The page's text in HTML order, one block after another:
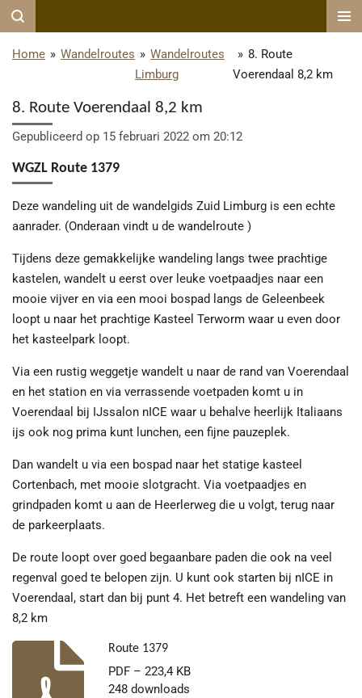
Ga
naar
hoofdinhoud
Home » Wandelroutes » Wandelroutes
Limburg
» 8. Route
Voerendaal 8,2 km
8. Route Voerendaal 8,2 km
Gepubliceerd op 15 februari 2022 om 20:12
WGZL Route 1379
Deze wandeling uit de wandelgids Zuid Limburg is een echte
aanrader. (Onderaan vindt u de wandelroute )
Tijdens deze gemakkelijke wandeling langs twee prachtige
kastelen, wandelt u eerst over leuke voetpaadjes naar een
mooie vijver en via een mooi bospad langs de Geleenbeek
loopt u naar het prachtige Kasteel Terworm waar u even door
het kasteelpark loopt.
Via een rustig weggetje wandelt u naar de rand van Voerendaal
en het station en via verrassende voetpaden komt u in
Voerendaal bij IJssalon nICE waar u behalve heerlijk Italiaans
ijs ook nog prima kunt lunchen, een fijne pauzeplek.
Dan wandelt u via een bospad naar het statige kasteel
Cortenbach, met mooie slotgracht. Via voetpaadjes en
grindpaden komt u aan de Heerlerweg die u volgt, terug naar
de parkeerplaats.
De route loopt over goed begaanbare paden die ook na veel
regenval goed te belopen zijn. U kunt ook starten bij nICE in
Voerendaal, start dan bij punt 4. Het betreft een wandeling van
8,2 km
Route 1379
PDF – 223,4 KB
248 downloads